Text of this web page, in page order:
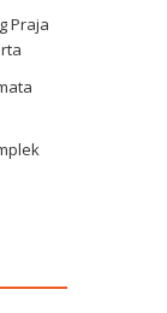
Praja